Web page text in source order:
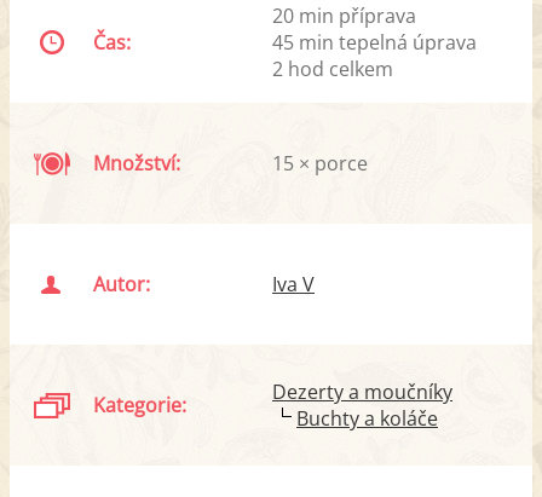
Čas:
20 min příprava
45 min tepelná úprava
2 hod celkem
Množství: 15 × porce
Autor: Iva V
Kategorie:
Dezerty a moučníky
Buchty a koláče